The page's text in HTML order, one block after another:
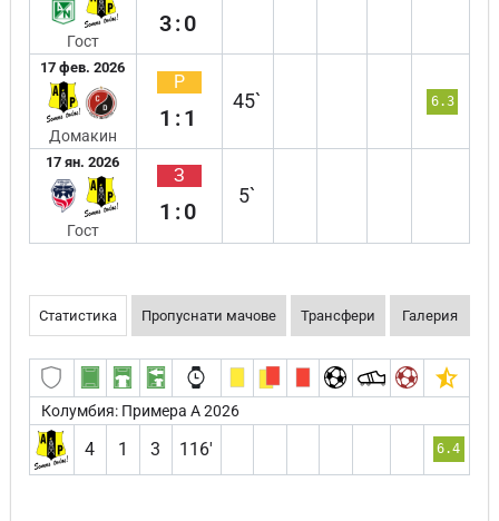
Гост
3:0
17 фев. 2026
Домакин
Р
1:1
45` 6.3
17 ян. 2026
Гост
З
1:0
5`
Статистика Пропуснати мачове Трансфери Галерия
Колумбия: Примера А 2026
4 1 3 116′ 6.4